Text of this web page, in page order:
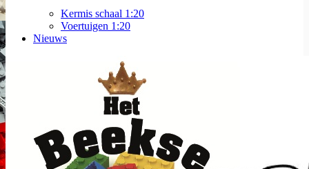
Kermis schaal 1:20
Voertuigen 1:20
Nieuws